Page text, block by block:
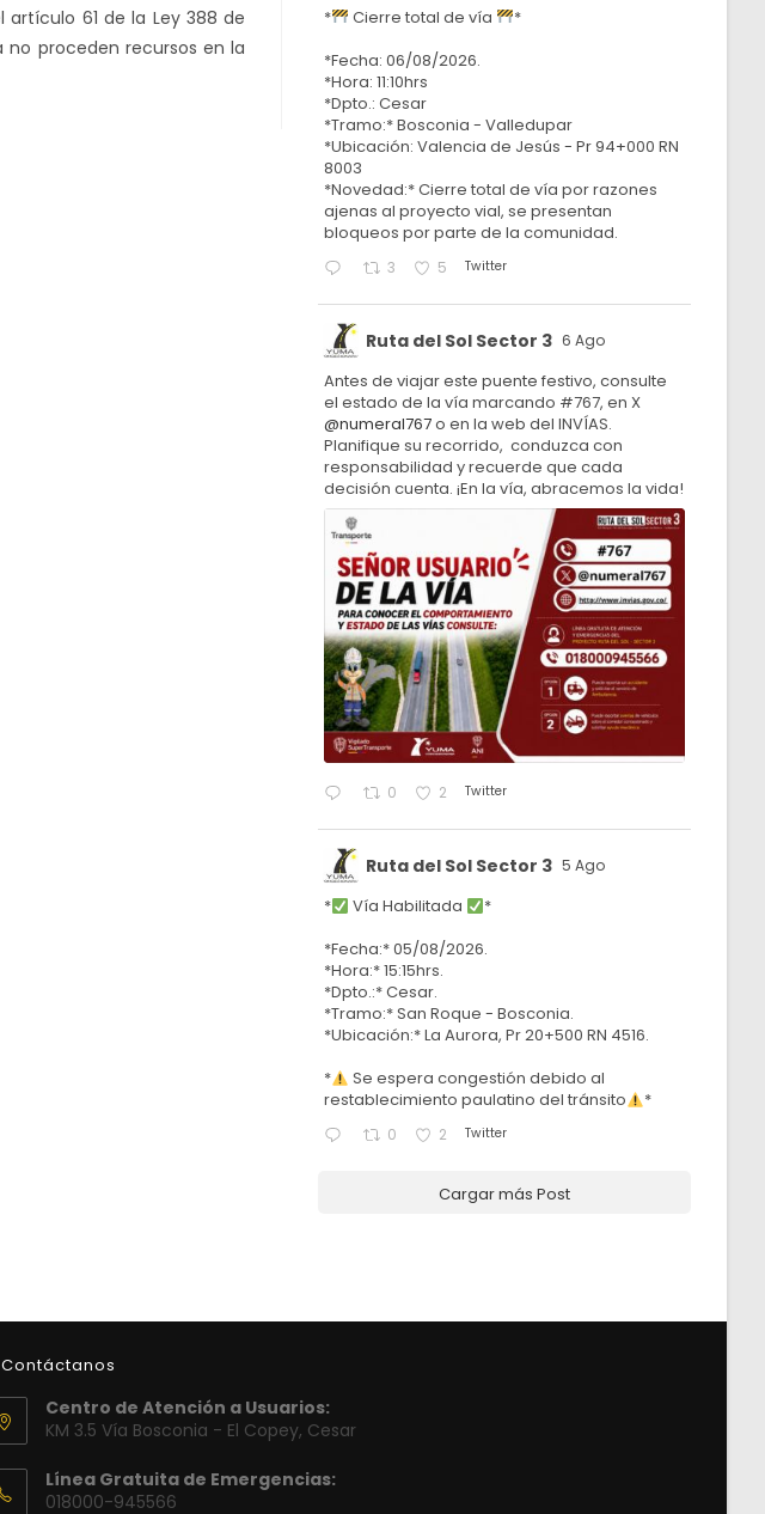
61 de la Ley 388 de
no proceden recursos en la
* Cierre total de vía
*
*Fecha: 06/08/2026.
*Hora: 11:10hrs
*Dpto.: Cesar
*Tramo:* Bosconia - Valledupar
*Ubicación: Valencia de Jesús - Pr 94+000 RN
8003
*Novedad:* Cierre total de vía por razones
ajenas al proyecto vial, se presentan
bloqueos por parte de la comunidad.
3 5 Twitter
Ruta del Sol Sector 3 6 Ago
Antes de viajar este puente festivo, consulte
el estado de la vía marcando #767, en X
@numeral767o en la web del INVÍAS.
Planifique su recorrido, conduzca con
responsabilidad y recuerde que cada
decisión cuenta. ¡En la vía, abracemos la vida!
0 2 Twitter
Ruta del Sol Sector 3 5 Ago
* Vía Habilitada
*
*Fecha:* 05/08/2026.
*Hora:* 15:15hrs.
*Dpto.:* Cesar.
*Tramo:* San Roque - Bosconia.
*Ubicación:* La Aurora, Pr 20+500 RN 4516.
*
Se espera congestión debido al
restablecimiento paulatino del tránsito
*
0 2 Twitter
Cargar más Post
Contáctanos
Centro de Atención a Usuarios:
KM 3.5 Vía Bosconia - El Copey, Cesar
Línea Gratuita de Emergencias:
018000-945566